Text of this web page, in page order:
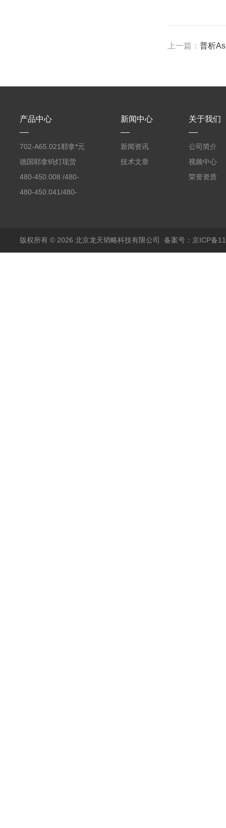
上一篇：普析
产品中心
702-A65.021耶拿*元
素分析仪反应罐
德国耶拿钨灯现货
480-450.008 /480-
450.008C耶拿镉Cd空
480-450.041/480-
包邮
新闻中心
新闻资讯
技术文章
关于我们
公司简介
视频中心
荣誉资质
版权所有 © 2026 北京龙天韬略科技有限公司 备案号：京ICP备